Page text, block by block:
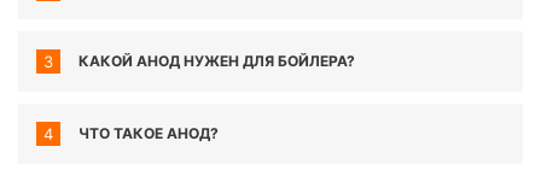
3 КАКОЙ АНОД НУЖЕН ДЛЯ БОЙЛЕРА?
4 ЧТО ТАКОЕ АНОД?